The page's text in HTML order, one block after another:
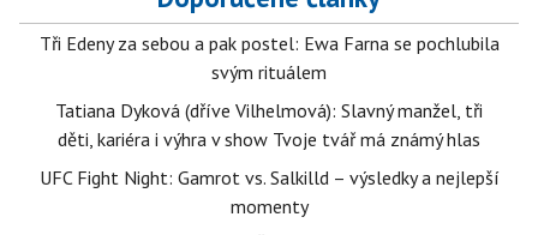
Tři Edeny za sebou a pak postel: Ewa Farna se pochlubila
svým rituálem
Tatiana Dyková (dříve Vilhelmová): Slavný manžel, tři
děti, kariéra i výhra v show Tvoje tvář má známý hlas
UFC Fight Night: Gamrot vs. Salkilld – výsledky a nejlepší
momenty